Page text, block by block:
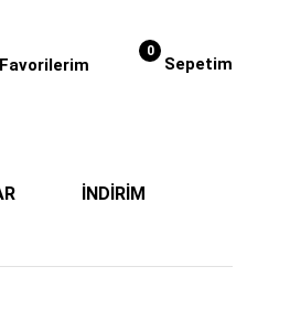
Sepetim
0
İNDİRİM
Favorilerim